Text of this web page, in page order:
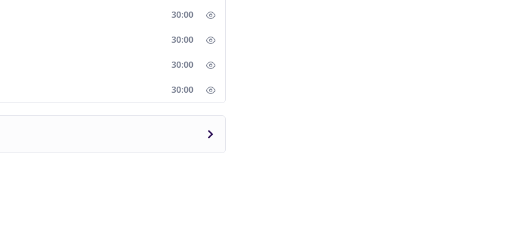
30:00
30:00
30:00
30:00